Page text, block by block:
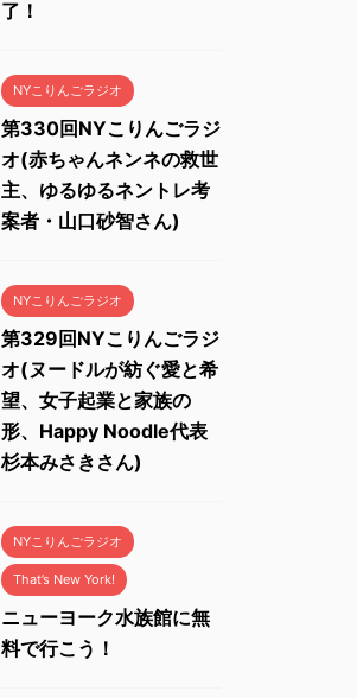
了！
NYこりんごラジオ
第330回NYこりんごラジ
オ(赤ちゃんネンネの救世
主、ゆるゆるネントレ考
案者・山口砂智さん)
NYこりんごラジオ
第329回NYこりんごラジ
オ(ヌードルが紡ぐ愛と希
望、女子起業と家族の
形、Happy Noodle代表
杉本みさきさん)
NYこりんごラジオ
That’s New York!
ニューヨーク水族館に無
料で行こう！